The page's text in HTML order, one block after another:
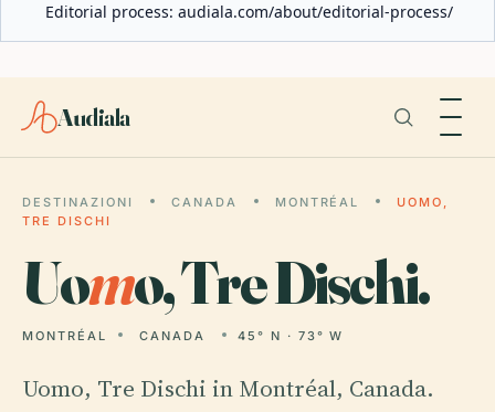
Editorial process: audiala.com/about/editorial-process/
Audiala
DESTINAZIONI CANADA MONTRÉAL
UOMO,
TRE DISCHI
Uomo, Tre Dischi.
MONTRÉAL CANADA 45° N · 73° W
Uomo, Tre Dischi in Montréal, Canada.